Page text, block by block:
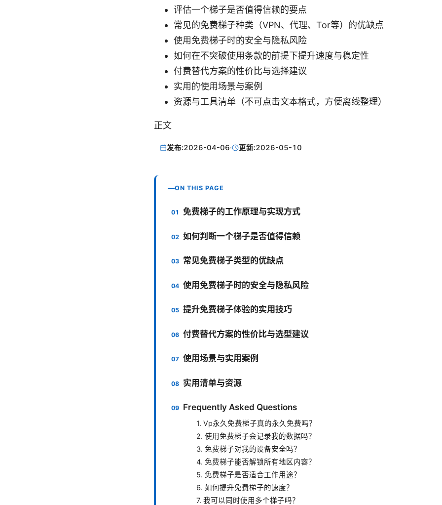
评估一个梯子是否值得信赖的要点
常见的免费梯子种类（VPN、代理、Tor等）的优缺点
使用免费梯子时的安全与隐私风险
如何在不突破使用条款的前提下提升速度与稳定性
付费替代方案的性价比与选择建议
实用的使用场景与案例
资源与工具清单（不可点击文本格式，方便离线整理）
正文
发布:2026-04-06· 更新:2026-05-10
ON THIS PAGE
免费梯子的工作原理与实现方式
如何判断一个梯子是否值得信赖
常见免费梯子类型的优缺点
使用免费梯子时的安全与隐私风险
提升免费梯子体验的实用技巧
付费替代方案的性价比与选型建议
使用场景与实用案例
实用清单与资源
Frequently Asked Questions
1. Vp永久免费梯子真的永久免费吗？
2. 使用免费梯子会记录我的数据吗？
3. 免费梯子对我的设备安全吗？
4. 免费梯子能否解锁所有地区内容？
5. 免费梯子是否适合工作用途？
6. 如何提升免费梯子的速度？
7. 我可以同时使用多个梯子吗？